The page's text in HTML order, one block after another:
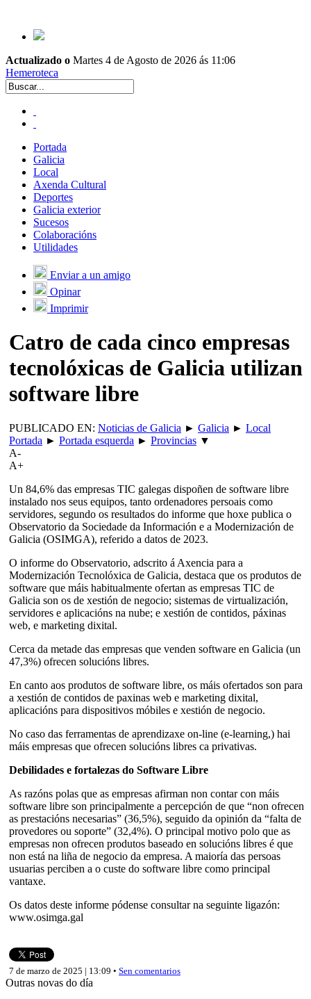
Actualizado o Martes 4 de Agosto de 2026 ás 11:06
Hemeroteca
Portada
Galicia
Local
Axenda Cultural
Deportes
Galicia exterior
Sucesos
Colaboracións
Utilidades
Enviar a un amigo
Opinar
Imprimir
Catro de cada cinco empresas
tecnolóxicas de Galicia utilizan
software libre
PUBLICADO EN: Noticias de Galicia ► Galicia ► Local
Portada ► Portada esquerda ► Provincias ▼
A-
A+
Un 84,6% das empresas TIC galegas dispoñen de software libre
instalado nos seus equipos, tanto ordenadores persoais como
servidores, segundo os resultados do informe que hoxe publica o
Observatorio da Sociedade da Información e a Modernización de
Galicia (OSIMGA), referido a datos de 2023.
O informe do Observatorio, adscrito á Axencia para a
Modernización Tecnolóxica de Galicia, destaca que os produtos de
software que máis habitualmente ofertan as empresas TIC de
Galicia son os de xestión de negocio; sistemas de virtualización,
servidores e aplicacións na nube; e xestión de contidos, páxinas
web, e marketing dixital.
Cerca da metade das empresas que venden software en Galicia (un
47,3%) ofrecen solucións libres.
En canto aos produtos de software libre, os máis ofertados son para
a xestión de contidos de paxinas web e marketing dixital,
aplicacións para dispositivos móbiles e xestión de negocio.
No caso das ferramentas de aprendizaxe on-line (e-learning,) hai
máis empresas que ofrecen solucións libres ca privativas.
Debilidades e fortalezas do Software Libre
As razóns polas que as empresas afirman non contar con máis
software libre son principalmente a percepción de que “non ofrecen
as prestacións necesarias” (36,5%), seguido da opinión da “falta de
provedores ou soporte” (32,4%). O principal motivo polo que as
empresas non ofrecen produtos baseado en solucións libres é que
non está na liña de negocio da empresa. A maioría das persoas
usuarias perciben a o custe do software libre como principal
vantaxe.
Os datos deste informe pódense consultar na seguinte ligazón:
www.osimga.gal
7 de marzo de 2025 | 13:09 • Sen comentarios
Outras novas do día